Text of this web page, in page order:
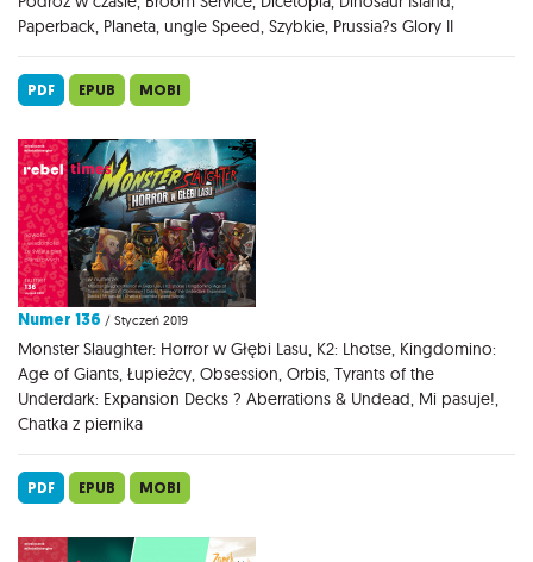
Paperback, Planeta, ungle Speed, Szybkie, Prussia?s Glory II
PDF EPUB MOBI
Numer 136 / Styczeń 2019
Monster Slaughter: Horror w Głębi Lasu, K2: Lhotse, Kingdomino:
Age of Giants, Łupieżcy, Obsession, Orbis, Tyrants of the
Underdark: Expansion Decks ? Aberrations & Undead, Mi pasuje!,
Chatka z piernika
PDF EPUB MOBI